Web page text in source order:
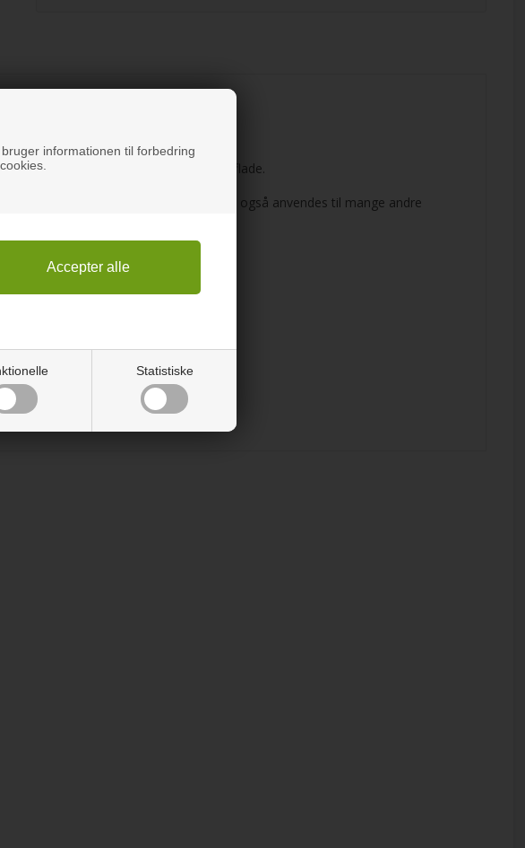
informationen til forbedring
Statistiske
direkte ovenpå enhver ønsket overflade.
møbler, køkkenlåger eller døre. Kan også anvendes til mange andre